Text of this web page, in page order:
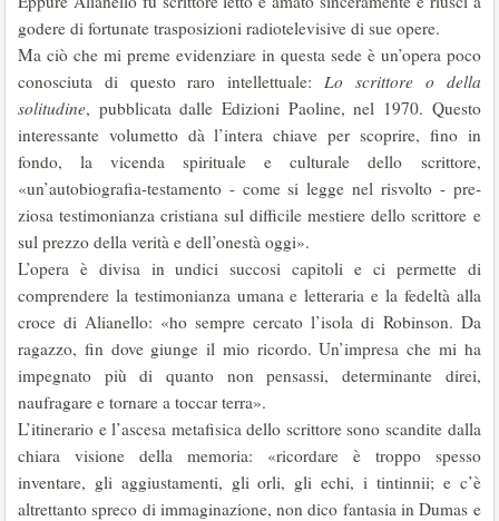
gode­re di fortunate trasposizioni radiotelevisive di sue opere.
Ma ciò che mi preme evidenziare in questa sede è un’opera poco
cono­sciuta di questo raro intellettuale:Lo scrittore o della
solitudine, pubblicata dalle Edizioni Paoline, nel 1970. Questo
interessante volumetto dà l’inte­ra chiave per scoprire, fino in
fondo, la vicenda spirituale e culturale dello scrittore,
«un’autobiografia-testamento - come si legge nel risvolto - pre­
ziosa testimonianza cristiana sul difficile mestiere dello scrittore e
sul prez­zo della verità e dell’onestà oggi».
L’opera è divisa in undici succosi capitoli e ci permette di
comprendere la testimonianza umana e letteraria e la fedeltà alla
croce di Alianello: «ho sempre cercato l’isola di Robinson. Da
ragazzo, fin dove giunge il mio ricor­do. Un’impresa che mi ha
impegnato più di quanto non pensassi, determi­nante direi,
naufragare e tornare a toccar terra».
L’itinerario e l’ascesa metafisica dello scrittore sono scandite dalla
chia­ra visione della memoria: «ricordare è troppo spesso
inventare, gli aggiusta­menti, gli orli, gli echi, i tintinnii; e c’è
altrettanto spreco di immaginazione, non dico fantasia in Dumas e